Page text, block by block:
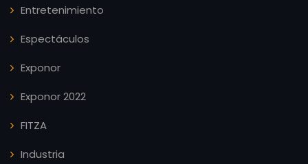
Entretenimiento
Espectáculos
Exponor
Exponor 2022
FITZA
Industria